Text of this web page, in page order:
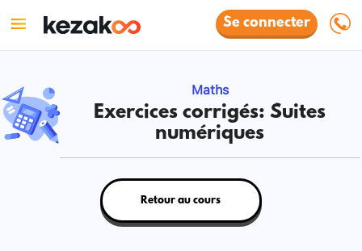
Se connecter
Maths
Exercices corrigés: Suites
numériques
Retour au cours